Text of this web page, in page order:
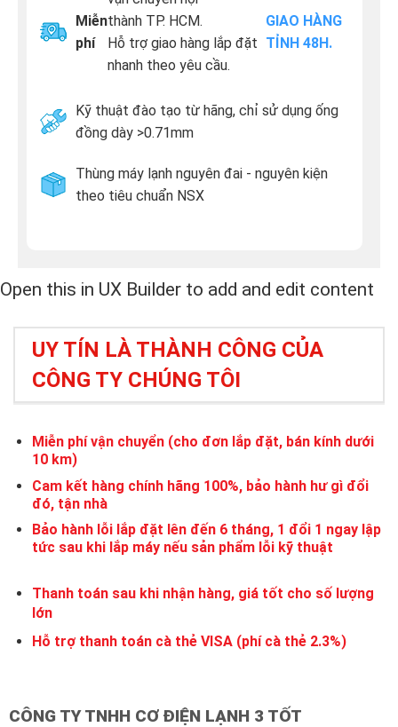
Miễn
phí
thành TP. HCM.
Hỗ trợ giao hàng lắp đặt
nhanh theo yêu cầu.
GIAO HÀNG
TỈNH 48H.
Kỹ thuật đào tạo từ hãng, chỉ sử dụng ống
đồng dày >0.71mm
Thùng máy lạnh nguyên đai - nguyên kiện
theo tiêu chuẩn NSX
Open this in UX Builder to add and edit content
UY TÍN LÀ THÀNH CÔNG CỦA
CÔNG TY CHÚNG TÔI
Miễn phí vận chuyển (cho đơn lắp đặt, bán kính dưới
10 km)
Cam kết hàng chính hãng 100%, bảo hành hư gì đổi
đó, tận nhà
Bảo hành lỗi lắp đặt lên đến 6 tháng, 1 đổi 1 ngay lập
tức sau khi lắp máy nếu sản phẩm lỗi kỹ thuật
Thanh toán sau khi nhận hàng, giá tốt cho số lượng
lớn
Hỗ trợ thanh toán cà thẻ VISA (phí cà thẻ 2.3%)
CÔNG TY TNHH CƠ ĐIỆN LẠNH 3 TỐT